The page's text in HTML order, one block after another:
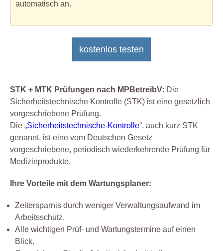
automatisch an.
kostenlos testen
STK + MTK Prüfungen nach MPBetreibV: Die
Sicherheitstechnische Kontrolle (STK) ist eine gesetzlich
vorgeschriebene Prüfung.
Die „Sicherheitstechnische-Kontrolle“, auch kurz STK
genannt, ist eine vom Deutschen Gesetz
vorgeschriebene, periodisch wiederkehrende Prüfung für
Medizinprodukte.
Ihre Vorteile mit dem Wartungsplaner:
Zeitersparnis durch weniger Verwaltungsaufwand im
Arbeitsschutz.
Alle wichtigen Prüf- und Wartungstermine auf einen
Blick.